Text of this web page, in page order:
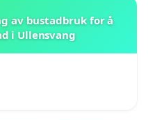
av bustadbruk for å
i Ullensvang